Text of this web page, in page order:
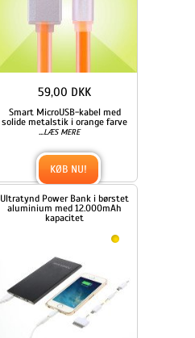
Smart MicroUSB-kabel med
solide metalstik i orange farve
...LÆS MERE
59,00 DKK
KØB NU!
Ultratynd Power Bank i børstet
aluminium med 12.000mAh
kapacitet